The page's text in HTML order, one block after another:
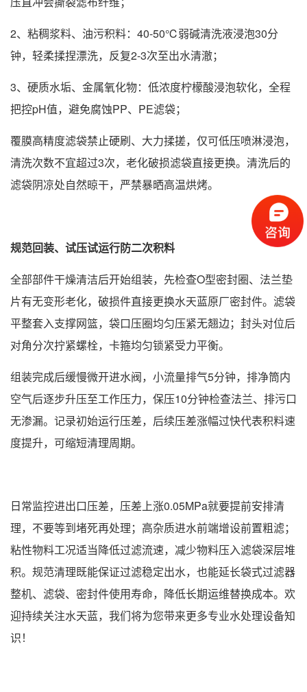
2、粘稠浆料、油污积料：40-50℃弱碱清洗液浸泡30分
钟，轻柔揉捏漂洗，反复2-3次至出水清澈；
3、硬质水垢、金属氧化物：低浓度柠檬酸浸泡软化，全程
把控pH值，避免腐蚀PP、PE滤袋；
覆膜高精度滤袋禁止硬刷、大力揉搓，仅可低压喷淋浸泡，
清洗次数不宜超过3次，老化破损滤袋直接更换。清洗后的
滤袋阴凉处自然晾干，严禁暴晒高温烘烤。
规范回装、试压试运行防二次积料
全部部件干燥清洁后开始组装，先检查O型密封圈、法兰垫
片有无变形老化，破损件直接更换水天蓝原厂密封件。滤袋
平整套入支撑网篮，袋口压圈均匀压紧无翘边；封头对位后
对角分次拧紧螺栓，卡箍均匀锁紧受力平衡。
组装完成后缓慢微开进水阀，小流量排气5分钟，排净筒内
空气后逐步升压至工作压力，保压10分钟检查法兰、排污口
无渗漏。记录初始运行压差，后续压差涨幅过快代表积料速
度提升，可缩短清理周期。
日常监控进出口压差，压差上涨0.05MPa就要提前安排清
理，不要等到堵死再处理；高杂质进水前端增设前置粗滤；
粘性物料工况适当降低过滤流速，减少物料压入滤袋深层堆
积。规范清理既能保证过滤稳定出水，也能延长袋式过滤器
整机、滤袋、密封件使用寿命，降低长期运维替换成本。欢
迎持续关注水天蓝，我们将为您带来更多专业水处理设备知
识！